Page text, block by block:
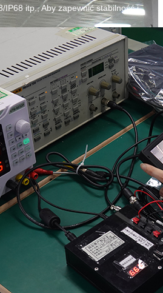
IP68 itp., Aby zapewnić stabilność i